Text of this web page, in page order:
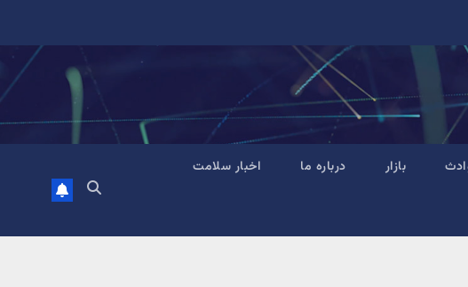
بازار درباره ما اخبار سلامت